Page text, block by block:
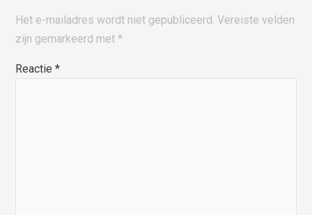
Het e-mailadres wordt niet gepubliceerd. Vereiste velden
zijn gemarkeerd met*
Reactie*